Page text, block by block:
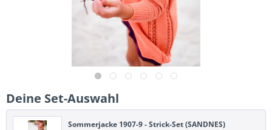
Deine Set-Auswahl
Sommerjacke 1907-9 - Strick-Set (SANDNES)